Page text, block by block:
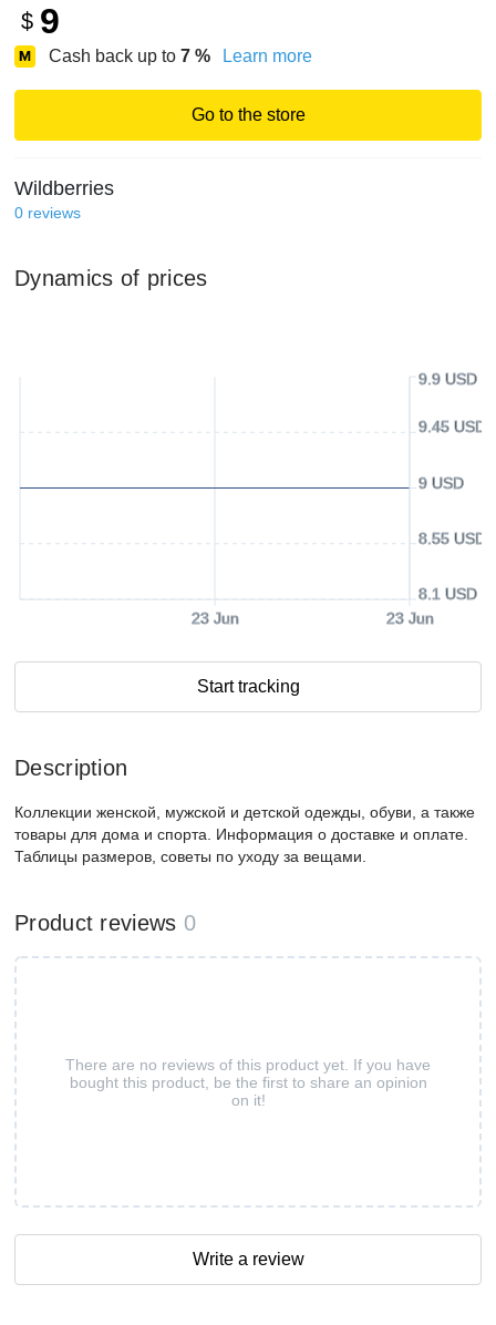
$ 9
Cash back up to 7 % Learn more
Go to the store
Wildberries
0 reviews
Dynamics of prices
23 Jun 23 Jun
8.1 USD
8.55 USD
9 USD
9.45 USD
9.9 USD
Start tracking
Description
Коллекции женской, мужской и детской одежды, обуви, а также
товары для дома и спорта. Информация о доставке и оплате.
Таблицы размеров, советы по уходу за вещами.
Product reviews 0
There are no reviews of this product yet. If you have
bought this product, be the first to share an opinion
on it!
Write a review